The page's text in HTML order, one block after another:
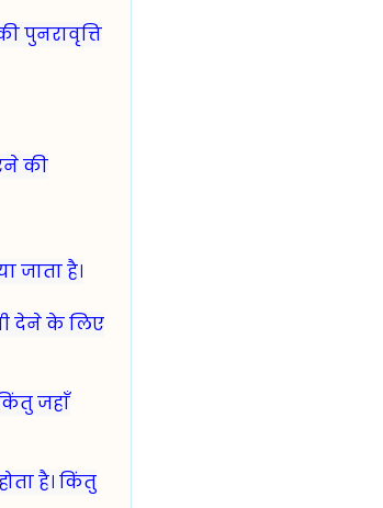
पुनरावृत्ति
की
जाता है।
देने के लिए
जहाँ
है। किंतु